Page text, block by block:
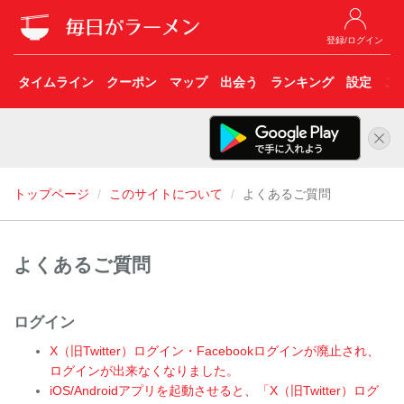
登録/ログイン
タイムライン クーポン マップ 出会う ランキング 設定 こ
トップページ このサイトについて よくあるご質問
よくあるご質問
ログイン
X（旧Twitter）ログイン・Facebookログインが廃止され、
ログインが出来なくなりました。
iOS/Androidアプリを起動させると、「X（旧Twitter）ログ